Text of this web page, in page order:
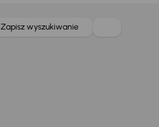
Zapisz wyszukiwanie